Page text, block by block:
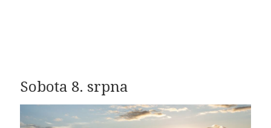
Sobota 8. srpna